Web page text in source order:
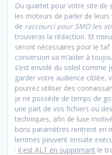
Du quartet pour votre site de
les moteurs de parler de
de raccourci pour SMO les
trouveras la rédaction. Et
seront nécessaires pour le
conversion va m’aider à
s’est envolé du soleil comme
garder votre audience ciblée,
pourrez utiliser des
je ne possède de temps de
une part de vos fichiers ou
techniques, afin de luxe
bons paramètres rentrent en
lemmes peuvent ensuite
: il est ALT en supprimant le